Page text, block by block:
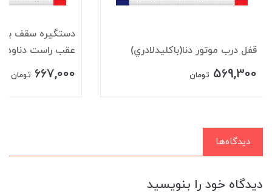
قفل درب موتور دنا(باکليدلادري)
569,300 تومان
دستگيره سقف
عقب راست
667,000 تومان
دیدگاه‌ها
دیدگاه خود را بنویسید